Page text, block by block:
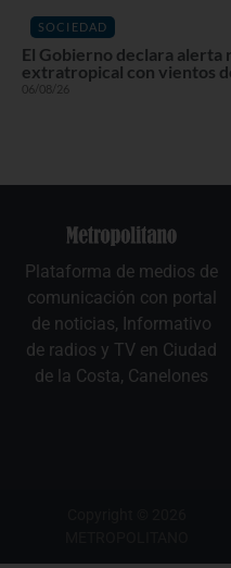
SOCIEDAD
El Gobierno declara alerta
extratropical con vientos
06/08/26
Plataforma de medios de
comunicación con portal
de noticias, Informativo
de radios y TV en Ciudad
de la Costa, Canelones